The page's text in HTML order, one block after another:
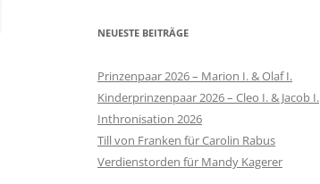
NEUESTE BEITRÄGE
Prinzenpaar 2026 – Marion I. & Olaf I.
Kinderprinzenpaar 2026 – Cleo I. & Jacob I.
Inthronisation 2026
Till von Franken für Carolin Rabus
Verdienstorden für Mandy Kagerer